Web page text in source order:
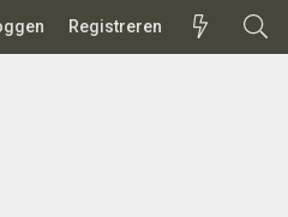
Registreren